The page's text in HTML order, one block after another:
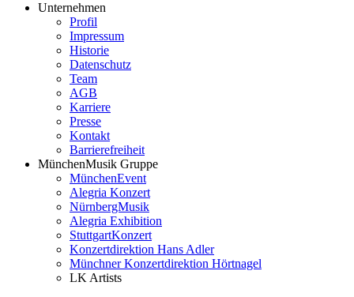
Unternehmen
Profil
Impressum
Historie
Datenschutz
Team
AGB
Karriere
Presse
Kontakt
Barrierefreiheit
MünchenMusik Gruppe
MünchenEvent
Alegria Konzert
NürnbergMusik
Alegria Exhibition
StuttgartKonzert
Konzertdirektion Hans Adler
Münchner Konzertdirektion Hörtnagel
LK Artists